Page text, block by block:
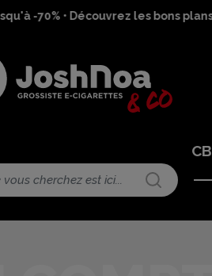
-70% • Découvrez les bons